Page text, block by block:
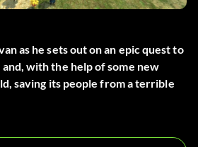
as he sets out on an epic quest to
with the help of some new
saving its people from a terrible